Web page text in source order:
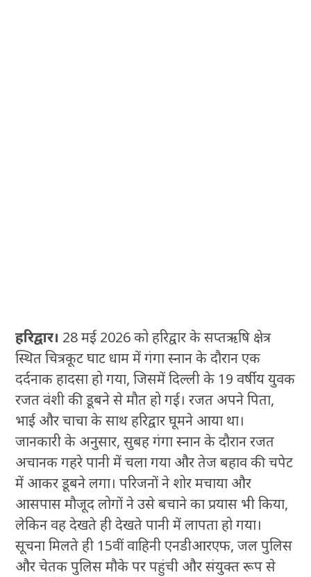
हरिद्वार। 28 मई 2026 को हरिद्वार के सप्तऋषि क्षेत्र
स्थित चित्रकूट घाट धाम में गंगा स्नान के दौरान एक
दर्दनाक हादसा हो गया, जिसमें दिल्ली के 19 वर्षीय युवक
रजत वंशी की डूबने से मौत हो गई। रजत अपने पिता,
भाई और चाचा के साथ हरिद्वार घूमने आया था।
जानकारी के अनुसार, सुबह गंगा स्नान के दौरान रजत
अचानक गहरे पानी में चला गया और तेज बहाव की चपेट
में आकर डूबने लगा। परिजनों ने शोर मचाया और
आसपास मौजूद लोगों ने उसे बचाने का प्रयास भी किया,
लेकिन वह देखते ही देखते पानी में लापता हो गया।
सूचना मिलते ही 15वीं वाहिनी एनडीआरएफ, जल पुलिस
और चेतक पुलिस मौके पर पहुंची और संयुक्त रूप से